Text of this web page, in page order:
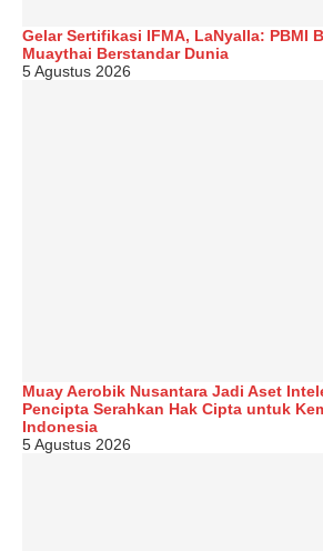
Gelar Sertifikasi IFMA, LaNyalla: PBMI
Muaythai Berstandar Dunia
5 Agustus 2026
Muay Aerobik Nusantara Jadi Aset
Pencipta Serahkan Hak Cipta untuk
Indonesia
5 Agustus 2026